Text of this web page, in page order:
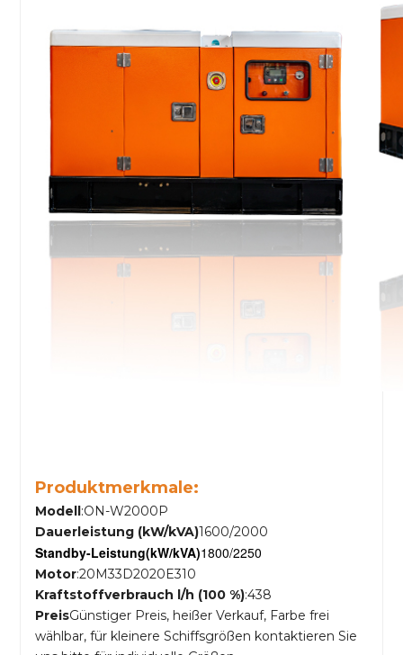
Produktmerkmale:
Modell:ON-W2000P
Dauerleistung (kW/kVA)1600/2000
Standby-Leistung(kW/kVA)1800/2250
Motor:20M33D2020E310
Kraftstoffverbrauch l/h (100 %):438
PreisGünstiger Preis, heißer Verkauf, Farbe frei
wählbar, für kleinere Schiffsgrößen kontaktieren Sie